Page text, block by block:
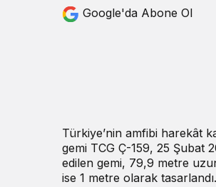
Google'da Abone Ol
Türkiye’nin amfibi harekât
gemi TCG Ç-159, 25 Şubat
edilen gemi, 79,9 metre
ise 1 metre olarak tasarlandı.